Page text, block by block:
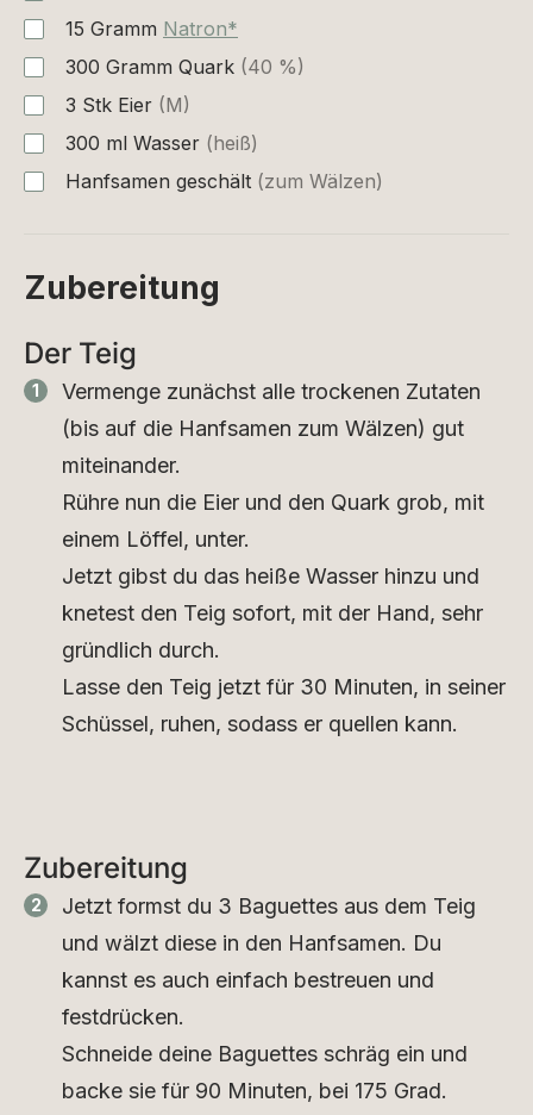
15 Gramm Natron*
300 Gramm Quark (40 %)
3 Stk Eier (M)
300 ml Wasser (heiß)
Hanfsamen geschält (zum Wälzen)
Zubereitung
Der Teig
Vermenge zunächst alle trockenen Zutaten
(bis auf die Hanfsamen zum Wälzen) gut
miteinander.
Rühre nun die Eier und den Quark grob, mit
einem Löffel, unter.
Jetzt gibst du das heiße Wasser hinzu und
knetest den Teig sofort, mit der Hand, sehr
gründlich durch.
Lasse den Teig jetzt für 30 Minuten, in seiner
Schüssel, ruhen, sodass er quellen kann.
Zubereitung
Jetzt formst du 3 Baguettes aus dem Teig
und wälzt diese in den Hanfsamen. Du
kannst es auch einfach bestreuen und
festdrücken.
Schneide deine Baguettes schräg ein und
backe sie für 90 Minuten, bei 175 Grad.